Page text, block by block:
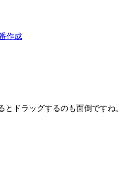
作成
ドラッグするのも面倒ですね。